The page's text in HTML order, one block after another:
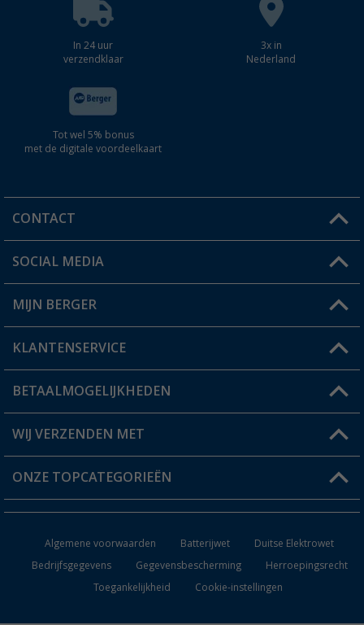
In 24 uur
verzendklaar
3x in
Nederland
Tot wel 5% bonus
met de digitale voordeelkaart
CONTACT
Een vraag?
Winkel vinden
SOCIAL MEDIA
MIJN BERGER
Mijn account
Status bestelling
Verlanglijstje
KLANTENSERVICE
FAQ & Contact
Verzendinformatie
Catalogus
BETAALMOGELIJKHEDEN
WIJ VERZENDEN MET
ONZE TOPCATEGORIEËN
Campingmeubilair
Algemene voorwaarden Batterijwet
Duitse Elektrowet
Bedrijfsgegevens
Gegevensbescherming
Herroepingsrecht
Toegankelijkheid
Cookie-instellingen